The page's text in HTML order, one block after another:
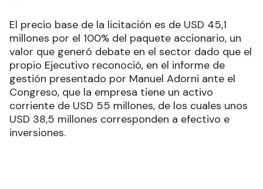
El precio base de la licitación es de USD 45,1
millones por el 100% del paquete accionario, un
valor que generó debate en el sector dado que el
propio Ejecutivo reconoció, en el informe de
gestión presentado por Manuel Adorni ante el
Congreso, que la empresa tiene un activo
corriente de USD 55 millones, de los cuales unos
USD 38,5 millones corresponden a efectivo e
inversiones.